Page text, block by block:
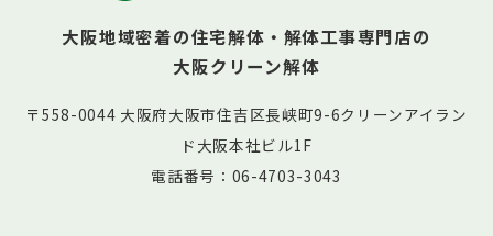
大阪地域密着の住宅解体・解体工事専門店の
大阪クリーン解体
〒558-0044 大阪府大阪市住吉区長峡町9-6クリーンアイラン
ド大阪本社ビル1F
電話番号：06-4703-3043